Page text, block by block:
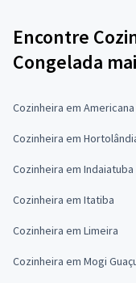
Encontre
Congelada
Cozinheira em Americana
Cozinheira em
Cozinheira em Indaiatuba
Cozinheira em Itatiba
Cozinheira em Limeira
Cozinheira em Mogi